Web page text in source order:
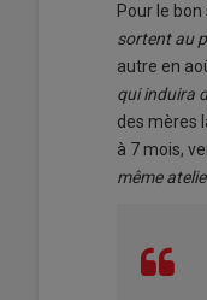
Pour le
sortent au
autre en
qui induira
des mères
à 7 mois,
même